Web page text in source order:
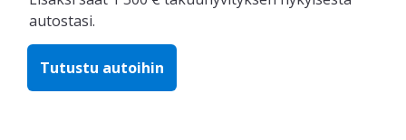
autostasi.
Tutustu autoihin